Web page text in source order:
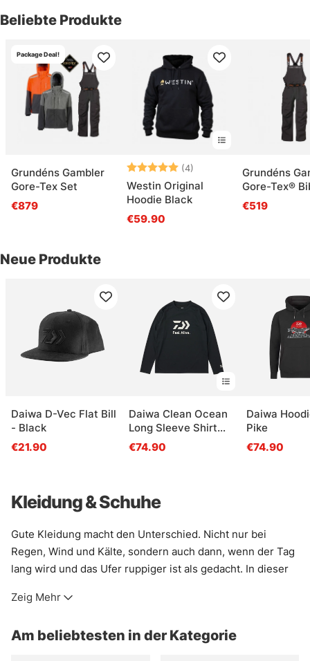
Beliebte Produkte
Package Deal!
Grundéns Gambler
Gore-Tex Set
€879
Bewertung:(4)
5.0 von 5 Sternen
Westin Original
Hoodie Black
€59.90
Grundéns
Gore-Tex®
Anchor
€519
Neue Produkte
Daiwa D-Vec Flat Bill
- Black
€21.90
Daiwa Clean Ocean
Long Sleeve Shirt
Black
€74.90
Daiwa
Pike
€74.90
Kleidung & Schuhe
Gute Kleidung macht den Unterschied. Nicht nur bei
Regen, Wind und Kälte, sondern auch dann, wenn der Tag
lang wird und das Ufer ruppiger ist als gedacht. In dieser
Leben draußen: Schichten, die trocken halten, Wärme, die
sie zu bremsen.
Zeig Mehr
Am beliebtesten in der Kategorie